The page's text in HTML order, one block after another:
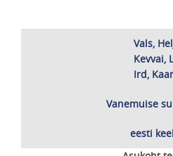
Vals,
Kevvai,
Ird,
Vanemuise
eesti